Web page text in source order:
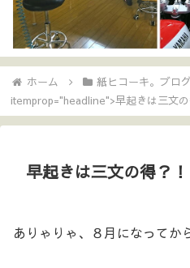
ホーム 紙ヒコーキ。ブロ
itemprop="headline">早起きは三文
早起きは三文の得？！
ありゃりゃ、８月になってか